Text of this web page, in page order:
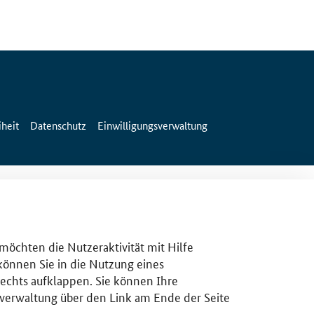
Datenschutz Einwilligungsverwaltung
die Nutzeraktivität mit Hilfe
Sie in die Nutzung eines
aufklappen. Sie können Ihre
über den Link am Ende der Seite